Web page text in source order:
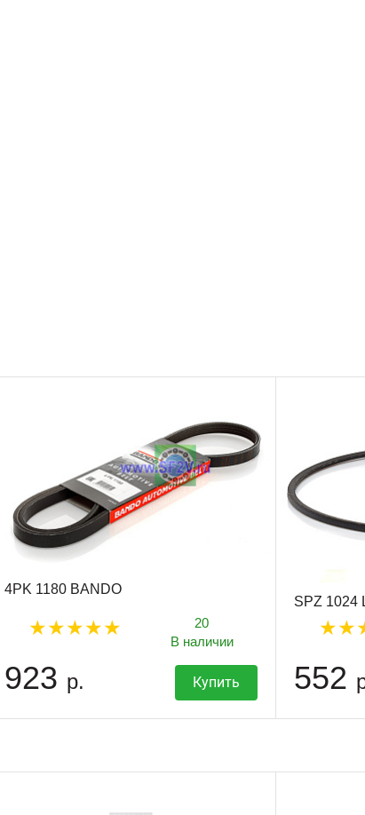
4PK 1180 BANDO
20
В наличии
923 р. Купить
SPZ 1024
552